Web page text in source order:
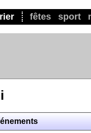
fêtes sport